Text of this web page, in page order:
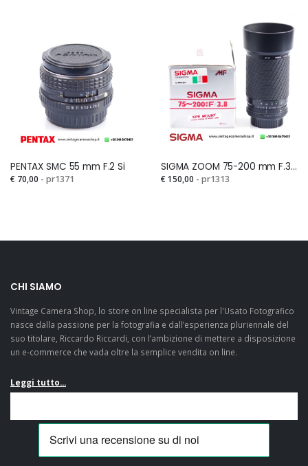
PENTAX SMC 55 mm F.2 Si
€ 70,00 - pr1371
SIGMA ZOOM 75-200 mm F.3,8 MFSi
€ 150,00 - pr1313
CHI SIAMO
Vintage Camera Shop, lo store on line specialista per l'Usato Fotografico
nasce dalla passione per la fotografia e dall’esperienza pluriennale del
suo titolare, Riccardo Riccardi, con l’ambizione di mettere a disposizione
un e-commerce che vada oltre la semplice vendita on line.
Leggi tutto...